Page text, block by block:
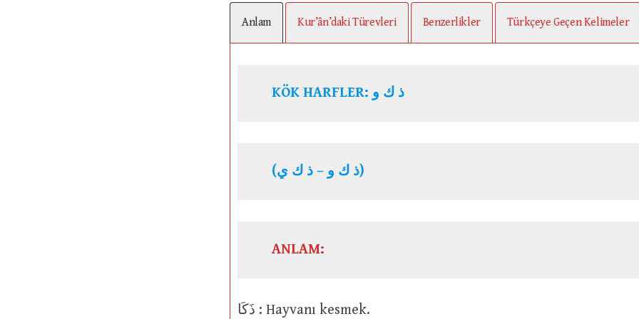
Anlam Kur’ân’daki Türevleri Benzerlikler Türkçeye Geçen Kelimeler
KÖK HARFLER: ذ ك و
(ذ ك و – ذ ك ي)
ANLAM:
ذَكَا : Hayvanı kesmek.